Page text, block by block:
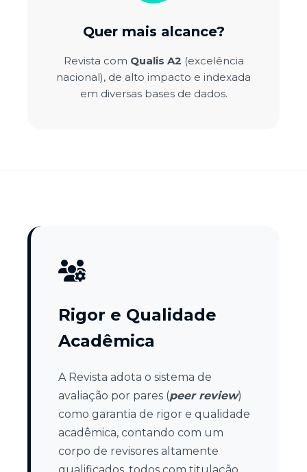
Quer mais alcance?
Revista com Qualis A2 (excelência
nacional), de alto impacto e indexada
em diversas bases de dados.
Rigor e Qualidade
Acadêmica
A Revista adota o sistema de
avaliação por pares (peer review)
como garantia de rigor e qualidade
acadêmica, contando com um
corpo de revisores altamente